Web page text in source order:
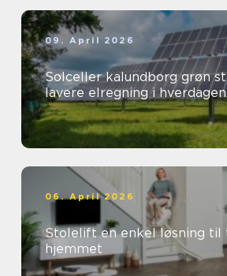
09. April 2026
Solceller kalundborg grøn strøm og
lavere elregning i hverdagen
06. April 2026
Stolelift en enkel løsning til trapper i
hjemmet